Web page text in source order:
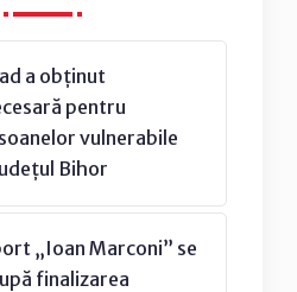
a obținut
pentru
vulnerabile
Bihor
„Ioan Marconi” se
finalizarea